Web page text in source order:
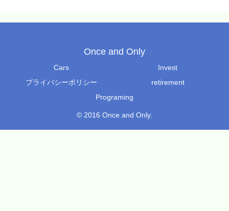
Once and Only
Cars
Invest
プライバシーポリシー
retirement
Programing
© 2016 Once and Only.